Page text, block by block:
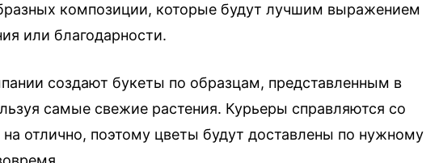
композиции, которые будут лучшим выражением
или благодарности.
создают букеты по образцам, представленным в
самые свежие растения. Курьеры справляются со
на отлично, поэтому цветы будут доставлены по нужному